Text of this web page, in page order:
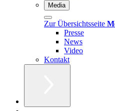
Media
Zur Übersichtsseite
Presse
News
Video
Kontakt